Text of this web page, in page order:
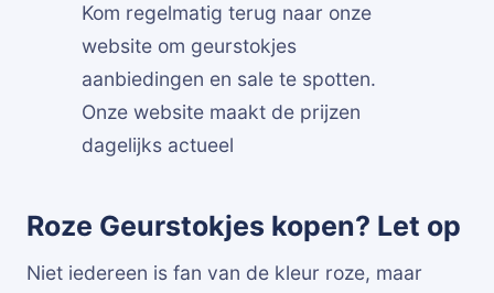
Kom regelmatig terug naar onze
website om geurstokjes
aanbiedingen en sale te spotten.
Onze website maakt de prijzen
dagelijks actueel
Roze Geurstokjes kopen? Let op
Niet iedereen is fan van de kleur roze, maar